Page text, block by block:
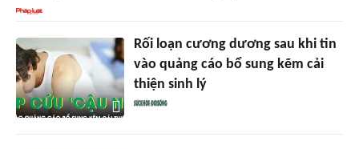
Rối loạn cương dương sau khi tin
vào quảng cáo bổ sung kẽm cải
thiện sinh lý